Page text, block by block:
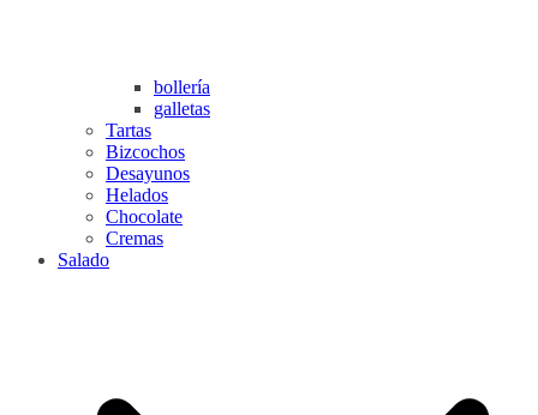
bollería
galletas
Tartas
Bizcochos
Desayunos
Helados
Chocolate
Cremas
Salado